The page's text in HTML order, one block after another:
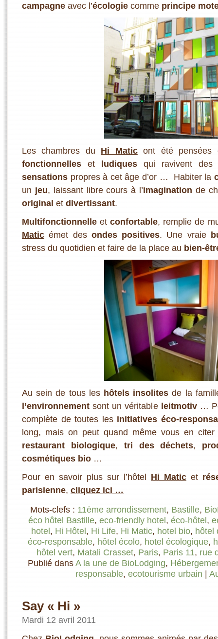
campagne avec l’écologie comme principe
Les chambres du Hi Maticont été pensées
fonctionnelles et ludiques qui ravivent
sensations propres à cet âge d’or … Habiter la
un jeu, laissant libre cours à l’imagination de
original et divertissant.
Multifonctionnelle etconfortable, remplie de
Matic émet des ondes positives. Une vraie
stress du quotidien et faire de la place au bien-
Au sein de tous les hôtels insolites de la
l’environnement sont un véritable leitmotiv…
complète de toutes les initiatives éco-
long, mais on peut quand même vous en
restaurant biologique, tri des déchets,
cosmétiques bio …
Pour en savoir plus sur l’hôtel Hi Matic et
parisienne, cliquez ici …
Mots-clefs : 11ème arrondissement, Bastille,
éco hôtel Bastille, eco-friendly hotel, éco-hôtel,
hotel, Hi Hôtel, Hi Life, Hi Matic, hotel bio, hôtel
éco-responsable, hôtel écolo, hotel écologique,
hôtel vert, Matali Crasset, Paris, Paris 11, rue
Publié dansA la une de BioLodging,
responsable, ecotourisme urbain |
Say « Hi »
Mardi 12 avril 2011